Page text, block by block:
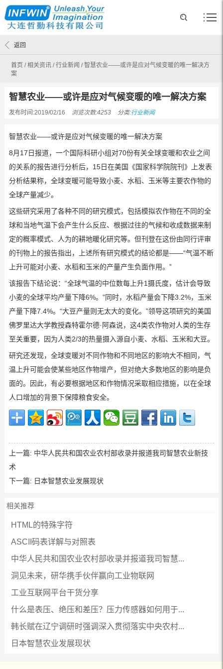
首页 /相关资讯 /行业新闻 /智慧农业——或许是应对气候变暖的唯一解决方
案
返回
智慧农业——或许是应对气候变暖的唯一解决方案
发布时间:2019/02/16 浏览次数:4253 分类:行业新闻
智慧农业——或许是应对气候变暖的唯一解决方案
8月17日报道，一个国际科研小组对70份有关全球变暖和农业之间
的关系的报告进行分析后，15日在美国《国家科学院院刊》上发表
分析结果称，全球变暖可能导致小麦、水稻、玉米等主要农作物的
全球产量减少。
这些研究采用了各种不同的研究模式，包括模拟农作物在不同的全
球和当地气温下会产生什么反应、根据过往的气候和收成数据来制
定的概率模式、人为的耕地暖化研究等。但刊登在这份由同行评审
的刊物上的报告指出，上述所有研究模式的结论都是——“气温不断
上升可能对小麦、水稻和玉米的产量产生负面作用。”
该报告下结论说：“全球气温的中位数每上升1摄氏度，估计会导致
小麦的全球平均产量下降6%。”同时，水稻产量会下降3.2%，玉米
产量下降7.4%。“大豆产量则无太大的变化。”领导这项研究的美国
佛罗里达大学教授森特霍尔德·阿森说，这4类农作物对人类的生存
至关重要，因为人类2/3的热量摄入源自小麦、水稻、玉米和大豆。
研究还发现，全球变暖对不同作物和不同地区的影响大不相同，气
温上升可能会使某些地区作物增产，但对绝大多数地区的影响是负
面的。因此，有必要根据地区和作物情况采取相应措施，以在全球
人口增加的背景下保障粮食安全。
上一篇: 中华人民共和国农业农村部收录并报道我司智慧农业新技
术
下一篇: 日本智慧农业发展现状
相关推荐
HTML的特殊字符
ASCII码表详解与对照表
中华人民共和国农业农村部收录并报道我司智慧...
洞见未来，研华携手伙伴赢向工业物联网
工业互联网平台干货分享
什么是表压、绝压和差压？压力传感器如何用于...
韩长赋在辽宁调研时强调深入贯彻落实中央农村...
日本智慧农业发展现状